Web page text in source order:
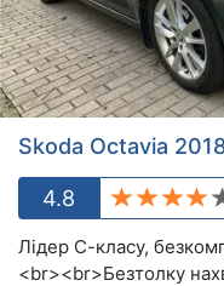
Skoda Octavia
4.8
Лідер С-класу,
<br><br>Безтолку